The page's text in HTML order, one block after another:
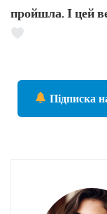
пройшла. І цей
Підписка